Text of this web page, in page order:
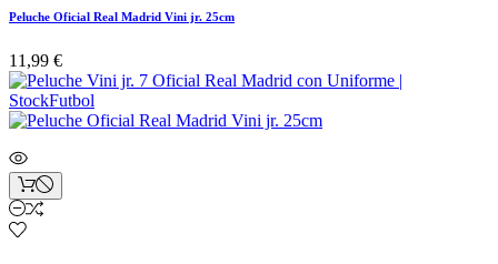
Peluche Oficial Real Madrid Vini jr. 25cm
11,99 €